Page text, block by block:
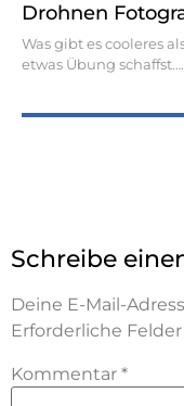
Drohnen
Was gibt es cooleres
etwas Übung schaffst…
Schreibe
Deine E-Mail-
Erforderliche
Kommentar *